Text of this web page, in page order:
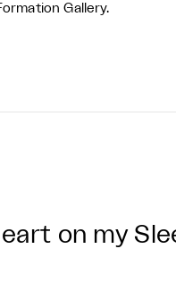
Gallery.
on my